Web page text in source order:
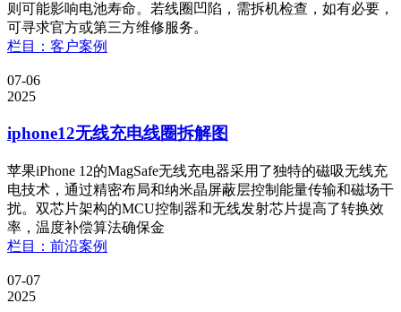
则可能影响电池寿命。若线圈凹陷，需拆机检查，如有必要，
可寻求官方或第三方维修服务。
栏目：客户案例
07-06
2025
iphone12无线充电线圈拆解图
苹果iPhone 12的MagSafe无线充电器采用了独特的磁吸无线充
电技术，通过精密布局和纳米晶屏蔽层控制能量传输和磁场干
扰。双芯片架构的MCU控制器和无线发射芯片提高了转换效
率，温度补偿算法确保金
栏目：前沿案例
07-07
2025